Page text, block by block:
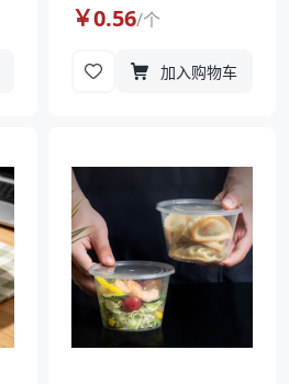
￥0.56/个
加入购物车